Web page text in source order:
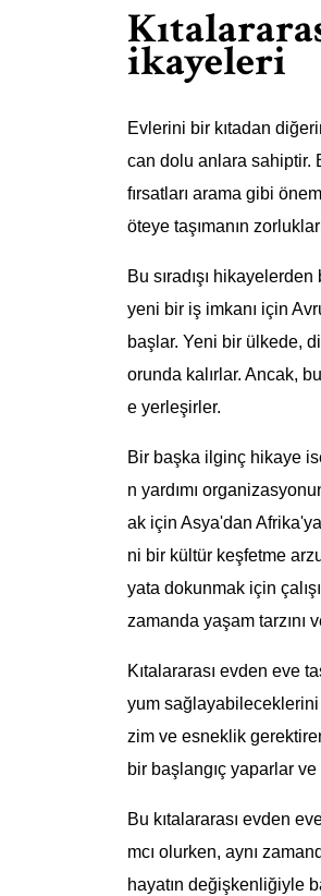
ikayeleri
Evlerini bir kıtadan
can dolu anlara sahiptir.
fırsatları arama gibi
öteye taşımanın
Bu sıradışı
yeni bir iş imkanı için
başlar. Yeni bir ülkede,
orunda kalırlar. Ancak,
e yerleşirler.
Bir başka ilginç hikaye
n yardımı
ak için Asya'dan
ni bir kültür keşfetme
yata dokunmak için
zamanda yaşam tarzını
Kıtalararası evden eve
yum
zim ve esneklik
bir başlangıç yaparlar
Bu kıtalararası evden
mcı olurken, aynı
hayatın değişkenliğiyle